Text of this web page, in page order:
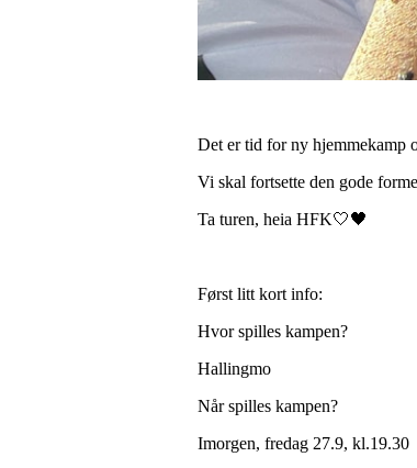
Det er tid for ny hjemmekamp
Vi skal fortsette den gode
Ta turen, heia HFK🤍🖤
Først litt kort info:
Hvor spilles kampen?
Hallingmo
Når spilles kampen?
Imorgen, fredag 27.9, kl.19.30